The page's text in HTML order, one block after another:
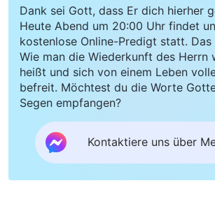
Dank sei Gott, dass Er dich hierher
Heute Abend um 20:00 Uhr findet
kostenlose Online-Predigt statt. Das
Wie man die Wiederkunft des Herrn
heißt und sich von einem Leben
befreit. Möchtest du die Worte
Segen empfangen?
Kontaktiere uns über